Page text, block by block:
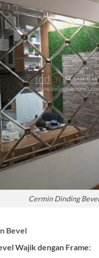
Cermin Dinding Bevel
Bevel
Wajik dengan Frame: